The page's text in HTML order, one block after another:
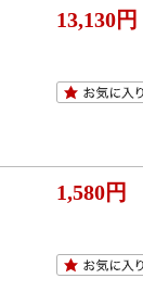
13,130円
1,580円